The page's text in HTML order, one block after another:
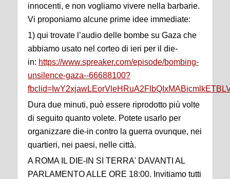
innocenti, e non vogliamo vivere nella barbarie.
Vi proponiamo alcune prime idee immediate:
1) qui trovate l’audio delle bombe su Gaza che
abbiamo usato nel corteo di ieri per il die-
in: https://www.spreaker.com/episode/bombing-
unsilence-gaza--66688100?
Dura due minuti, può essere riprodotto più volte
di seguito quanto volete. Potete usarlo per
organizzare die-in contro la guerra ovunque, nei
quartieri, nei paesi, nelle città.
A ROMA IL DIE-IN SI TERRA' DAVANTI AL
PARLAMENTO ALLE ORE 18:00. Invitiamo tutti